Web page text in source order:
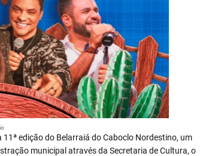
edição do Belarraiá do Caboclo Nordestino, um
municipal através da Secretaria de Cultura, o